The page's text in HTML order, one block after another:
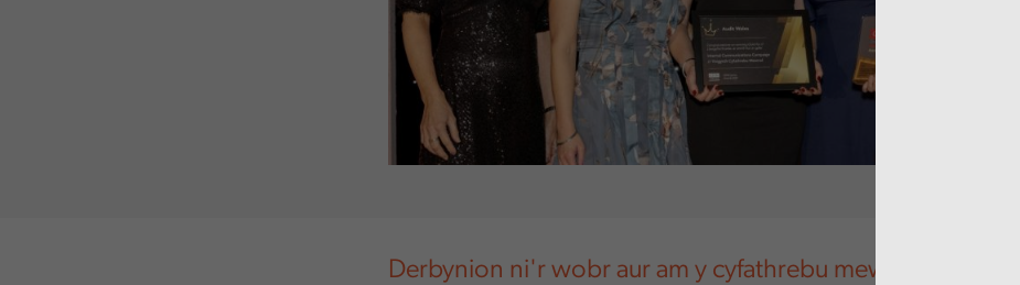
Derbynion ni'r wobr aur am y cyfathrebu mewnol gorau